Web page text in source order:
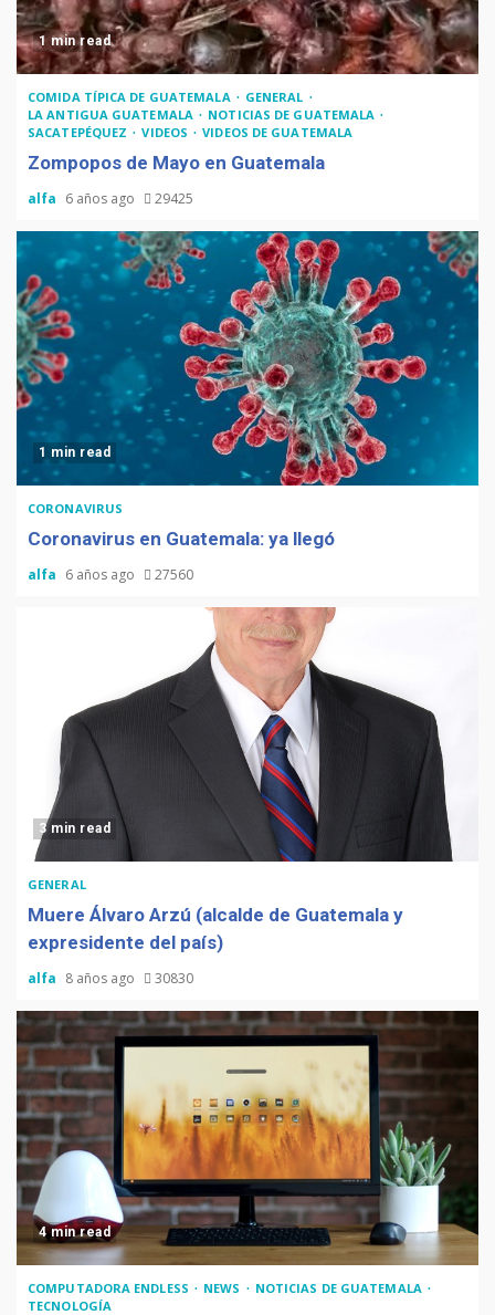
1 min read
COMIDA TÍPICA DE GUATEMALA
GENERAL
LA ANTIGUA GUATEMALA
NOTICIAS DE GUATEMALA
SACATEPÉQUEZ
VIDEOS VIDEOS DE GUATEMALA
Zompopos de Mayo en Guatemala
alfa 6 años ago 29425
1 min read
CORONAVIRUS
Coronavirus en Guatemala: ya llegó
alfa 6 años ago 27560
3 min read
GENERAL
Muere Álvaro Arzú (alcalde de Guatemala y
expresidente del país)
alfa 8 años ago 30830
4 min read
COMPUTADORA ENDLESS NEWS
NOTICIAS DE GUATEMALA
TECNOLOGÍA